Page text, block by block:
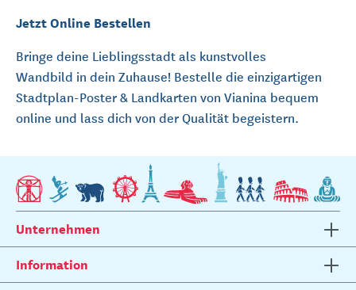
Jetzt Online Bestellen
Bringe deine Lieblingsstadt als kunstvolles
Wandbild in dein Zuhause! Bestelle die einzigartigen
Stadtplan-Poster & Landkarten von Vianina bequem
online und lass dich von der Qualität begeistern.
Unternehmen
Information